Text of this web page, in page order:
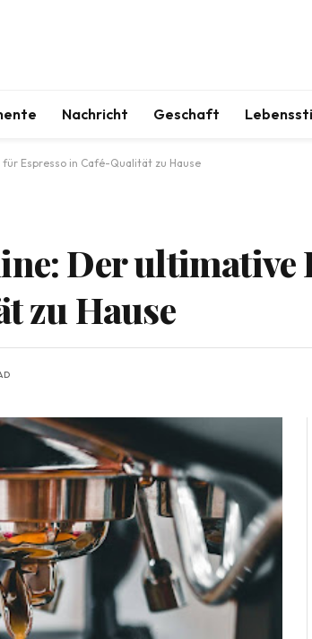
Nachricht Geschaft
Espresso in Café-Qualität zu Hause
Der
zu Hause